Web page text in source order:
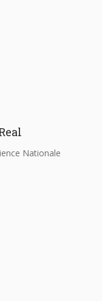
Nationale